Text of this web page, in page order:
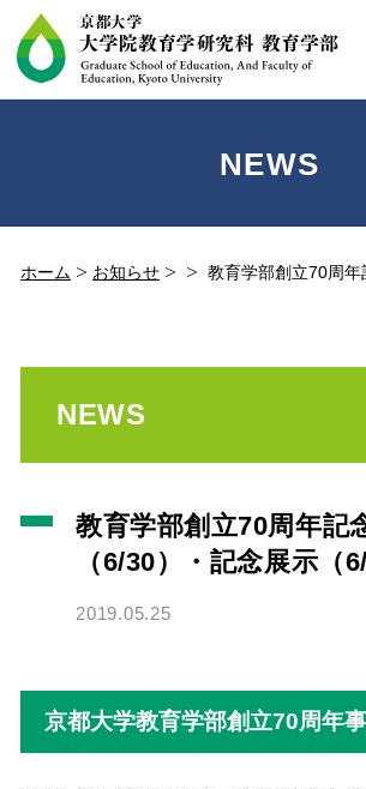
NEWS
ホーム お知らせ 教育学部創立70周年記念講演会（
NEWS
教育学部創立70周年記
（6/30）・記念展示（
2019.05.25
京都大学教育学部創立70周年